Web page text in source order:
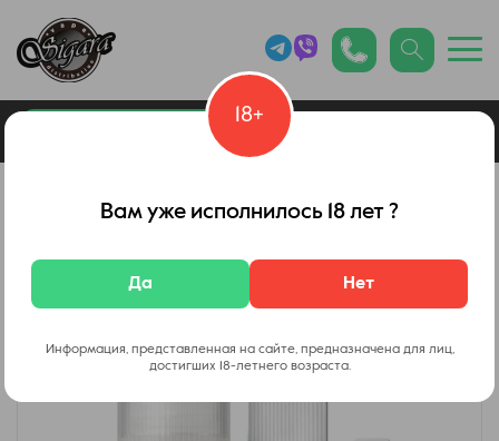
Каталог товаров
18+
Вам уже исполнилось 18 лет ?
Да Нет
Информация, представленная на сайте, предназначена для лиц,
достигших 18-летнего возраста.